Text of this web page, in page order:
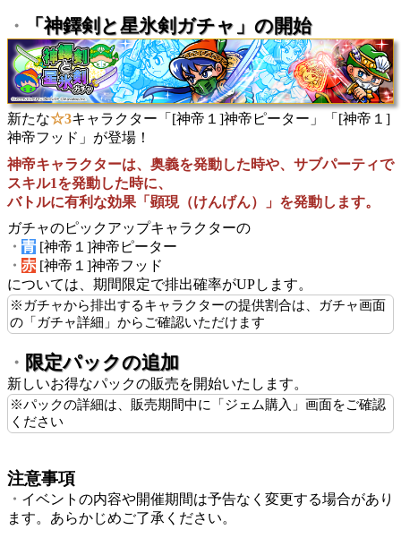
・ 「神鐸剣と星氷剣ガチャ」の開始
新たな☆3キャラクター「[神帝１]神帝ピーター」「[神帝１]
神帝フッド」が登場！
神帝キャラクターは、奥義を発動した時や、サブパーティで
スキル1を発動した時に、
バトルに有利な効果「顕現（けんげん）」を発動します。
ガチャのピックアップキャラクターの
・ 青 [神帝１]神帝ピーター
・ 赤 [神帝１]神帝フッド
については、期間限定で排出確率がUPします。
※ガチャから排出するキャラクターの提供割合は、ガチャ画面
の「ガチャ詳細」からご確認いただけます
・ 限定パックの追加
新しいお得なパックの販売を開始いたします。
※パックの詳細は、販売期間中に「ジェム購入」画面をご確認
ください
注意事項
・ イベントの内容や開催期間は予告なく変更する場合があり
ます。あらかじめご了承ください。